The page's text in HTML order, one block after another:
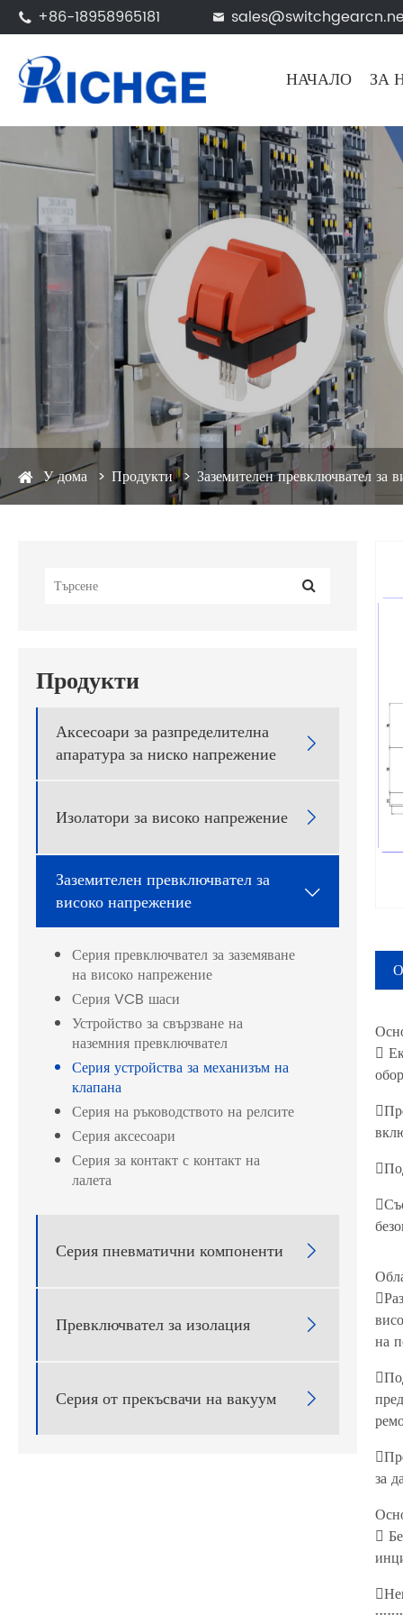
 +86-18958965181 
НАЧАЛО ЗА
У дома Продукти Заземителен превключвател за
Продукти
Аксесоари за разпределителна
апаратура за ниско напрежение

Изолатори за високо напрежение 
Заземителен превключвател за
високо напрежение

Серия превключвател за заземяване
на високо напрежение
Серия VCB шаси
Устройство за свързване на
наземния превключвател
Серия устройства за механизъм на
клапана
Серия на ръководството на релсите
Серия аксесоари
Серия за контакт с контакт на
лалета
Серия пневматични компоненти 
Превключвател за изолация 
Серия от прекъсвачи на вакуум 

на
за
